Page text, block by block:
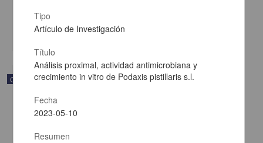
Multidisciplina
Correspondencia postal
Tipo
Artículo de Investigación
Título
Análisis proximal, actividad antimicrobiana y
crecimiento in vitro de Podaxis pistillaris s.l.
Fecha
2023-05-10
Resumen